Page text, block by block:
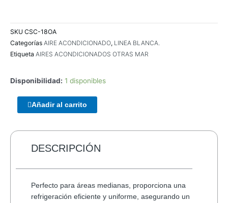
SKU CSC-18OA
Categorías AIRE ACONDICIONADO, LINEA BLANCA.
Etiqueta AIRES ACONDICIONADOS OTRAS MAR
Disponibilidad: 1 disponibles
ENCLOUSER
TERRAX
SATA
cantidad
Añadir al carrito
DESCRIPCIÓN
Perfecto para áreas medianas, proporciona una
refrigeración eficiente y uniforme, asegurando un